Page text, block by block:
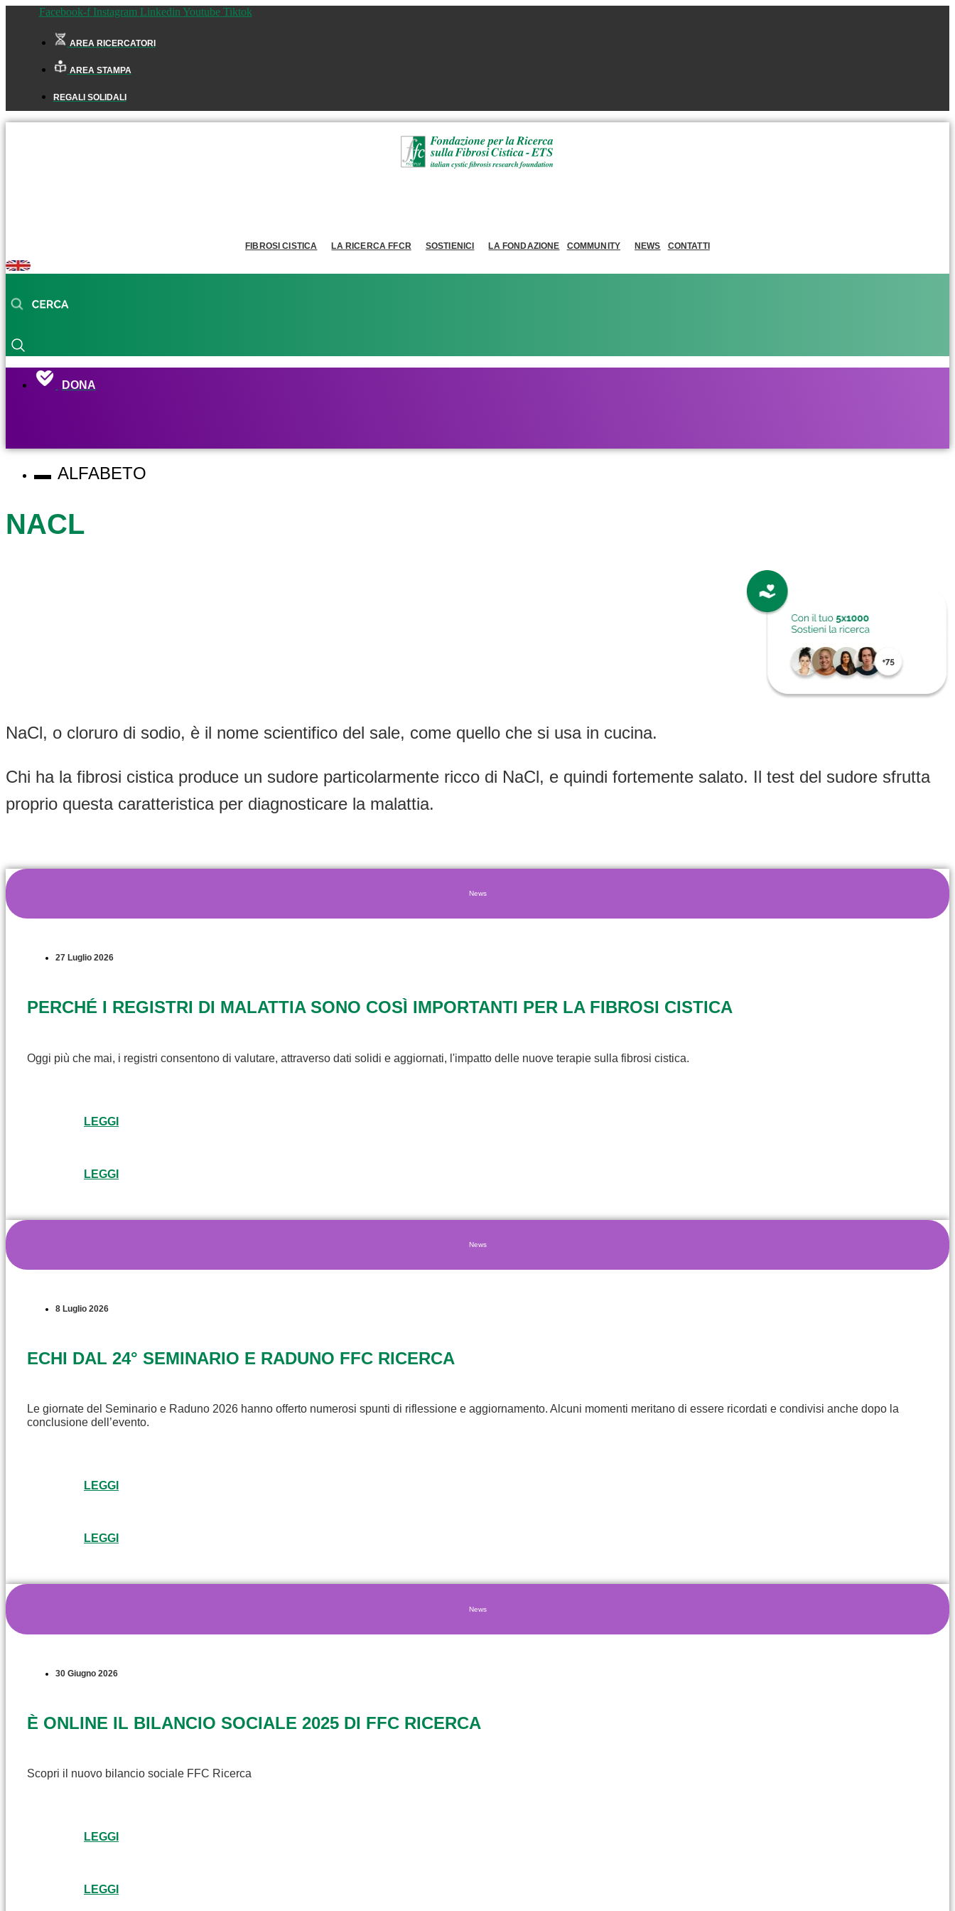
Facebook-f Instagram Linkedin Youtube Tiktok
AREA RICERCATORI
AREA STAMPA
REGALI SOLIDALI
FIBROSI CISTICA LA RICERCA FFCR SOSTIENICI LA FONDAZIONE COMMUNITY NEWS CONTATTI
DONA
ALFABETO
NACL
NaCl, o cloruro di sodio, è il nome scientifico del sale, come quello che si usa in cucina.
Chi ha la fibrosi cistica produce un sudore particolarmente ricco di NaCl, e quindi fortemente salato. Il test del sudore sfrutta
proprio questa caratteristica per diagnosticare la malattia.
News
27 Luglio 2026
PERCHÉ I REGISTRI DI MALATTIA SONO COSÌ IMPORTANTI PER LA FIBROSI CISTICA
Oggi più che mai, i registri consentono di valutare, attraverso dati solidi e aggiornati, l'impatto delle nuove terapie sulla fibrosi cistica.
LEGGI
LEGGI
News
8 Luglio 2026
ECHI DAL 24° SEMINARIO E RADUNO FFC RICERCA
Le giornate del Seminario e Raduno 2026 hanno offerto numerosi spunti di riflessione e aggiornamento. Alcuni momenti meritano di essere ricordati e condivisi anche dopo la
conclusione dell’evento.
LEGGI
LEGGI
News
30 Giugno 2026
È ONLINE IL BILANCIO SOCIALE 2025 DI FFC RICERCA
Scopri il nuovo bilancio sociale FFC Ricerca
LEGGI
LEGGI